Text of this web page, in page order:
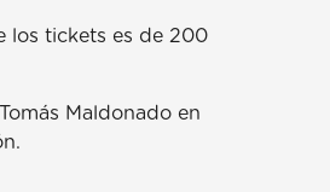
los tickets es de 200
Maldonado en